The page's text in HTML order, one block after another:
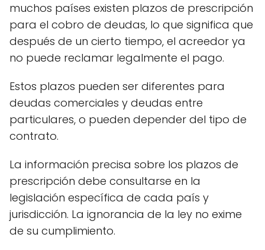
muchos países existen plazos de prescripción
para el cobro de deudas, lo que significa que
después de un cierto tiempo, el acreedor ya
no puede reclamar legalmente el pago.
Estos plazos pueden ser diferentes para
deudas comerciales y deudas entre
particulares, o pueden depender del tipo de
contrato.
La información precisa sobre los plazos de
prescripción debe consultarse en la
legislación específica de cada país y
jurisdicción. La ignorancia de la ley no exime
de su cumplimiento.